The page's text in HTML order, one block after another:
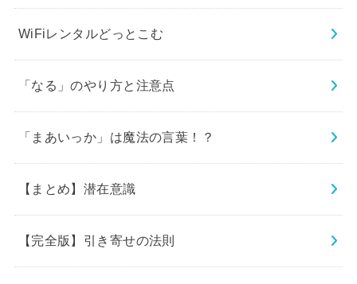
WiFiレンタルどっとこむ
「なる」のやり方と注意点
「まあいっか」は魔法の言葉！？
【まとめ】潜在意識
【完全版】引き寄せの法則